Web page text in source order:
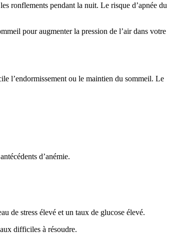
ronflements pendant la nuit. Le risque d’apnée du
pour augmenter la pression de l’air dans votre
l’endormissement ou le maintien du sommeil. Le
d’anémie.
de stress élevé et un taux de glucose élevé.
difficiles à résoudre.